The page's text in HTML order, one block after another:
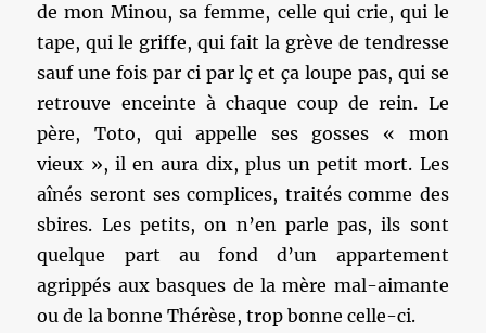
de mon Minou, sa femme, celle qui crie, qui le
tape, qui le griffe, qui fait la grève de tendresse
sauf une fois par ci par lç et ça loupe pas, qui se
retrouve enceinte à chaque coup de rein. Le
père, Toto, qui appelle ses gosses « mon
vieux », il en aura dix, plus un petit mort. Les
aînés seront ses complices, traités comme des
sbires. Les petits, on n’en parle pas, ils sont
quelque part au fond d’un appartement
agrippés aux basques de la mère mal-aimante
ou de la bonne Thérèse, trop bonne celle-ci.